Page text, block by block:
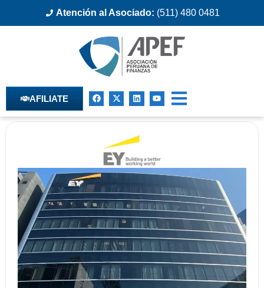
Atención al Asociado: (511) 480 0481
AFILIATE